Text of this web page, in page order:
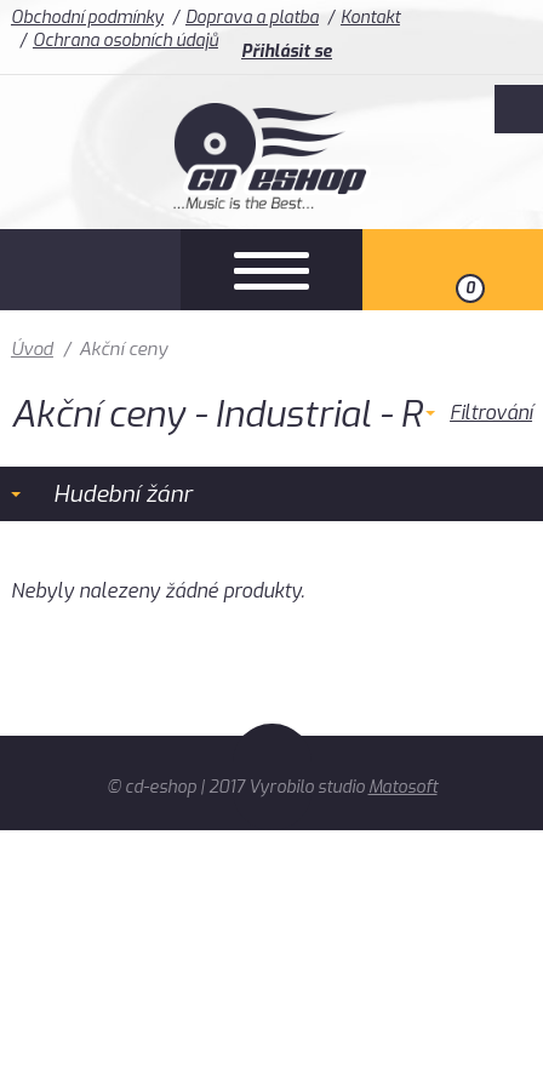
Obchodní podmínky Doprava a platba
Kontakt
Ochrana osobních údajů
Přihlásit se
0
Úvod / Akční ceny
Akční ceny - Industrial - R Filtrování
Hudební žánr
Nebyly nalezeny žádné produkty.
© cd-eshop | 2017 Vyrobilo studio Matosoft